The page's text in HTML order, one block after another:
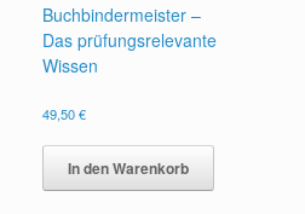
Buchbindermeister –
Das prüfungsrelevante
Wissen
49,50€
In den Warenkorb